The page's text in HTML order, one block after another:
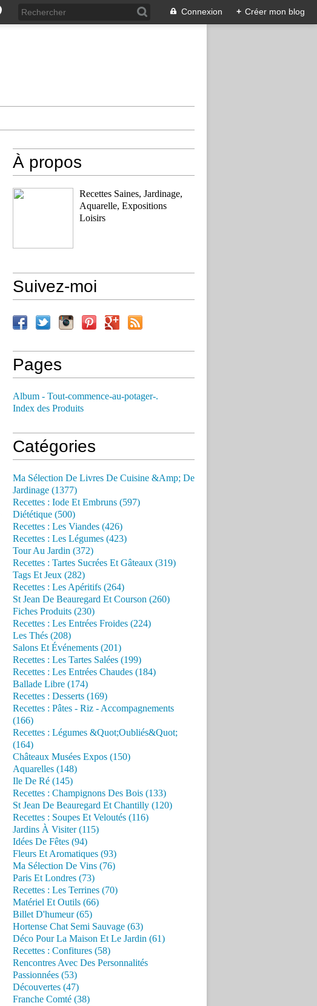
Connexion + Créer mon blog
À propos
Recettes Saines, Jardinage,
Aquarelle, Expositions
Loisirs
Suivez-moi
Pages
Album - Tout-commence-au-potager-.
Index des Produits
Catégories
Ma Sélection De Livres De Cuisine &Amp; De
Jardinage (1377)
Recettes : Iode Et Embruns (597)
Diététique (500)
Recettes : Les Viandes (426)
Recettes : Les Légumes (423)
Tour Au Jardin (372)
Recettes : Tartes Sucrées Et Gâteaux (319)
Tags Et Jeux (282)
Recettes : Les Apéritifs (264)
St Jean De Beauregard Et Courson (260)
Fiches Produits (230)
Recettes : Les Entrées Froides (224)
Les Thés (208)
Salons Et Événements (201)
Recettes : Les Tartes Salées (199)
Recettes : Les Entrées Chaudes (184)
Ballade Libre (174)
Recettes : Desserts (169)
Recettes : Pâtes - Riz - Accompagnements
(166)
Recettes : Légumes &Quot;Oubliés&Quot;
(164)
Châteaux Musées Expos (150)
Aquarelles (148)
Ile De Ré (145)
Recettes : Champignons Des Bois (133)
St Jean De Beauregard Et Chantilly (120)
Recettes : Soupes Et Veloutés (116)
Jardins À Visiter (115)
Idées De Fêtes (94)
Fleurs Et Aromatiques (93)
Ma Sélection De Vins (76)
Paris Et Londres (73)
Recettes : Les Terrines (70)
Matériel Et Outils (66)
Billet D'humeur (65)
Hortense Chat Semi Sauvage (63)
Déco Pour La Maison Et Le Jardin (61)
Recettes : Confitures (58)
Rencontres Avec Des Personnalités
Passionnées (53)
Découvertes (47)
Franche Comté (38)